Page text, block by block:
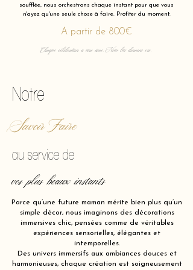
soufflée, nous orchestrons chaque instant pour que vous
n'ayez qu'une seule chose à faire. Profiter du moment.
A partir de 800€
Chaque célébration a une âme. Nous lui donnons vie.
Notre
Savoir Faire
au service de
vos plus beaux instants
Parce qu’une future maman mérite bien plus qu’un
simple décor, nous imaginons des décorations
immersives chic, pensées comme de véritables
expériences sensorielles, élégantes et
intemporelles.
Des univers immersifs aux ambiances douces et
harmonieuses, chaque création est soigneusement